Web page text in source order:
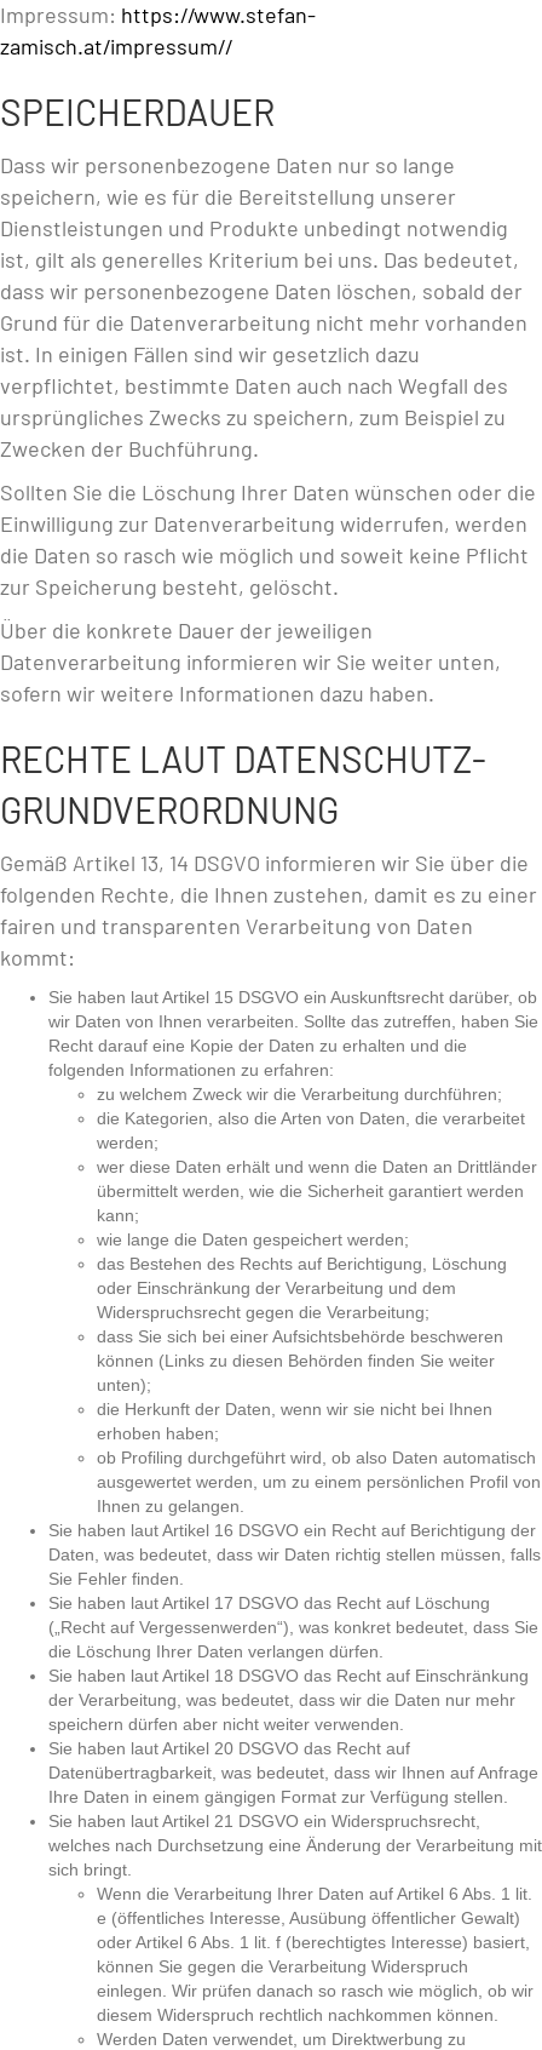
Impressum: https://www.stefan-
zamisch.at/impressum//
SPEICHERDAUER
Dass wir personenbezogene Daten nur so lange
speichern, wie es für die Bereitstellung unserer
Dienstleistungen und Produkte unbedingt notwendig
ist, gilt als generelles Kriterium bei uns. Das bedeutet,
dass wir personenbezogene Daten löschen, sobald der
Grund für die Datenverarbeitung nicht mehr vorhanden
ist. In einigen Fällen sind wir gesetzlich dazu
verpflichtet, bestimmte Daten auch nach Wegfall des
ursprüngliches Zwecks zu speichern, zum Beispiel zu
Zwecken der Buchführung.
Sollten Sie die Löschung Ihrer Daten wünschen oder die
Einwilligung zur Datenverarbeitung widerrufen, werden
die Daten so rasch wie möglich und soweit keine Pflicht
zur Speicherung besteht, gelöscht.
Über die konkrete Dauer der jeweiligen
Datenverarbeitung informieren wir Sie weiter unten,
sofern wir weitere Informationen dazu haben.
RECHTE LAUT DATENSCHUTZ-
GRUNDVERORDNUNG
Gemäß Artikel 13, 14 DSGVO informieren wir Sie über die
folgenden Rechte, die Ihnen zustehen, damit es zu einer
fairen und transparenten Verarbeitung von Daten
kommt:
Sie haben laut Artikel 15 DSGVO ein Auskunftsrecht darüber, ob
wir Daten von Ihnen verarbeiten. Sollte das zutreffen, haben Sie
Recht darauf eine Kopie der Daten zu erhalten und die
folgenden Informationen zu erfahren:
zu welchem Zweck wir die Verarbeitung durchführen;
die Kategorien, also die Arten von Daten, die verarbeitet
werden;
wer diese Daten erhält und wenn die Daten an Drittländer
übermittelt werden, wie die Sicherheit garantiert werden
kann;
wie lange die Daten gespeichert werden;
das Bestehen des Rechts auf Berichtigung, Löschung
oder Einschränkung der Verarbeitung und dem
Widerspruchsrecht gegen die Verarbeitung;
dass Sie sich bei einer Aufsichtsbehörde beschweren
können (Links zu diesen Behörden finden Sie weiter
unten);
die Herkunft der Daten, wenn wir sie nicht bei Ihnen
erhoben haben;
ob Profiling durchgeführt wird, ob also Daten automatisch
ausgewertet werden, um zu einem persönlichen Profil von
Ihnen zu gelangen.
Sie haben laut Artikel 16 DSGVO ein Recht auf Berichtigung der
Daten, was bedeutet, dass wir Daten richtig stellen müssen, falls
Sie Fehler finden.
Sie haben laut Artikel 17 DSGVO das Recht auf Löschung
(„Recht auf Vergessenwerden“), was konkret bedeutet, dass Sie
die Löschung Ihrer Daten verlangen dürfen.
Sie haben laut Artikel 18 DSGVO das Recht auf Einschränkung
der Verarbeitung, was bedeutet, dass wir die Daten nur mehr
speichern dürfen aber nicht weiter verwenden.
Sie haben laut Artikel 20 DSGVO das Recht auf
Datenübertragbarkeit, was bedeutet, dass wir Ihnen auf Anfrage
Ihre Daten in einem gängigen Format zur Verfügung stellen.
Sie haben laut Artikel 21 DSGVO ein Widerspruchsrecht,
welches nach Durchsetzung eine Änderung der Verarbeitung mit
sich bringt.
Wenn die Verarbeitung Ihrer Daten auf Artikel 6 Abs. 1 lit.
e (öffentliches Interesse, Ausübung öffentlicher Gewalt)
oder Artikel 6 Abs. 1 lit. f (berechtigtes Interesse) basiert,
können Sie gegen die Verarbeitung Widerspruch
einlegen. Wir prüfen danach so rasch wie möglich, ob wir
diesem Widerspruch rechtlich nachkommen können.
Werden Daten verwendet, um Direktwerbung zu